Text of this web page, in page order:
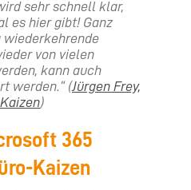
sehr schnell klar,
es hier gibt! Ganz
wiederkehrende
von vielen
kann auch
werden.“ (Jürgen Frey,
)
365
Kaizen